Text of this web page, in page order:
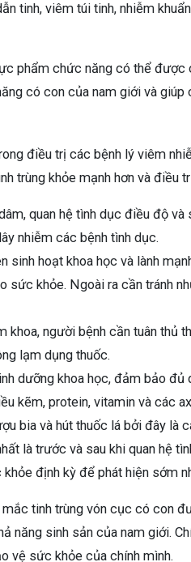
tinh, viêm túi tinh, nhiễm
phẩm chức năng có thể
có con của nam giới và
điều trị các bệnh lý viêm
trùng khỏe mạnh hơn và điều
quan hệ tình dục điều độ
nhiễm các bệnh tình dục.
sinh hoạt khoa học và lành
sức khỏe. Ngoài ra cần tránh
khoa, người bệnh cần tuân thủ
lạm dụng thuốc.
dưỡng khoa học, đảm bảo
kẽm, protein, vitamin và các
bia và hút thuốc lá bởi đây là
là trước và sau khi quan hệ
định kỳ để phát hiện sớm
tinh trùng vón cục có con
năng sinh sản của nam giới.
vệ sức khỏe của chính mình.